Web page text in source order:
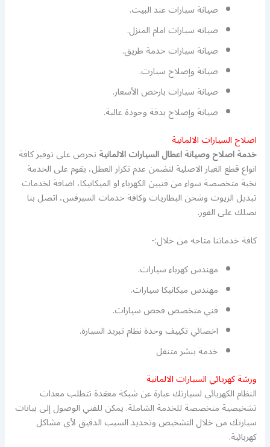
صيانة سيارات عند البيت.
صيانه سيارات امام المنزل.
صيانة سيارات خدمة طريق.
صيانة وإصلاح سيارت.
صيانة سيارات بارخص الأسعار.
صيانة وإصلاح بدقة وجودة عالية.
اصلاح السيارات الالمانية
خدمة اصلاح وصيانة اعطال السيارات الالمانيةتحرص على توفير كافة
انواع قطع الغيار الاصلية لتضمن عدم تكرار العطل، يقوم على الخدمة
نخبة متخصصة سواء من فنيين الكهرباء او الميكانيكا، اضافة لخدمات
تبديل الزيوت وشحن البطاريات وكافة خدمات السيرفس، اتصل بنا
نصلك على الفور.
كافة خدماتنا متاحة من خلال:-
مهندس كهرباء سيارات.
مهندس ميكانيكا سيارات.
فني متخصص فحص سيارات.
اخصائي تكييف وحدة نظام تبريد السيارة.
خدمة بنشر متنقل
ورشة كهريائي السيارات الالمانية
النظام الكهربائي لسيارتك عبارة عن شبكة معقدة تتطلب معدات
تشخيصية متخصصة للخدمة الشاملة. يمكن للفني الوصول إلى بيانات
سيارتك من خلال التشخيص وتحديد السبب الدقيق لأي مشاكل
كهربائية.